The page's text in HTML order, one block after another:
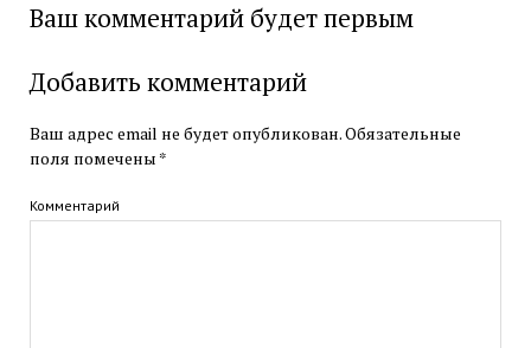
Ваш комментарий будет первым
Добавить комментарий
Ваш адрес email не будет опубликован.Обязательные
поля помечены *
Комментарий